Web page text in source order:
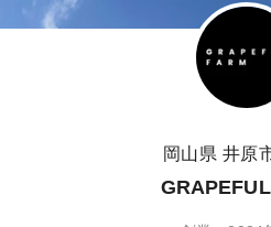
岡山県 井原